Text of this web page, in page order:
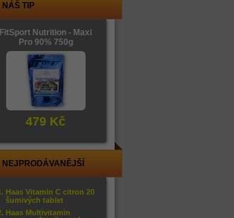
NÁŠ TIP
FitSport Nutrition - Maxi
Pro 90% 750g
479 Kč
NEJPRODÁVANĚJŠÍ
Haas Vitamin C citron 20
šumivých tablet
Haas Multivitamin